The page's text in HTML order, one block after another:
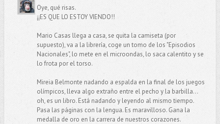
Oye, qué risas.
¡¡ES QUE LO ESTOY VIENDO!!
Mario Casas llega a casa, se quita la camiseta (por
supuesto), va a la librería, coge un tomo de los "Episodios
Nacionales", lo mete en el microondas, lo saca calentito y se
lo frota por el torso.
Mireia Belmonte nadando a espalda en la final de los juegos
olímpicos, lleva algo extraño entre el pecho y la barbilla...
oh, es un libro. Está nadando y leyendo al mismo tiempo.
Pasa las páginas con la lengua. Es maravilloso. Gana la
medalla de oro en la carrera de nuestros corazones.